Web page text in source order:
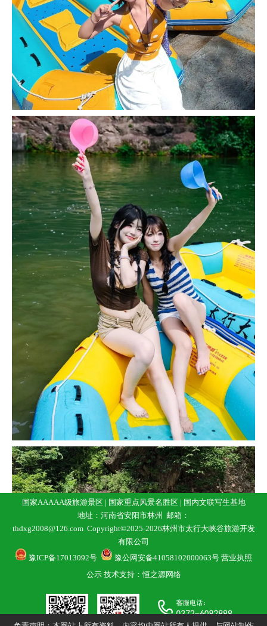
国家AAAAA级旅游景区 | 国家重点风景名胜区 | 国内文联写生基地
地址：河南省安阳市林州 邮箱：
thdxg2008@126.com Copyright©2025-2026林州市太行大峡谷旅游开发
有限公司
豫ICP备17013092号
豫公网安备41058102000063号 营业执照
公示技术支持：恒之源网络